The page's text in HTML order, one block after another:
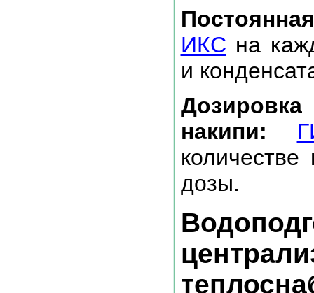
ИКС на
и
накипи:
дозы.